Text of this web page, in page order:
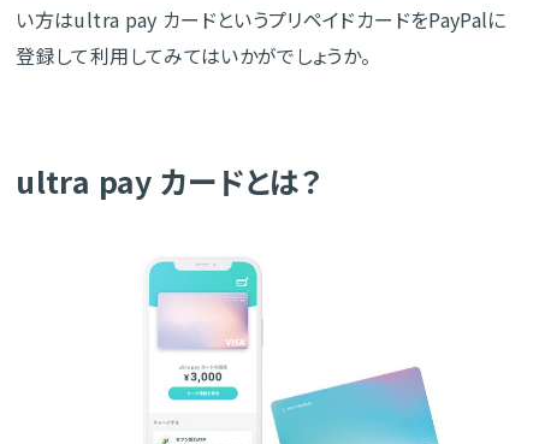
い方はultra pay カードというプリペイドカードをPayPalに
登録して利用してみてはいかがでしょうか。
ultra pay カードとは？